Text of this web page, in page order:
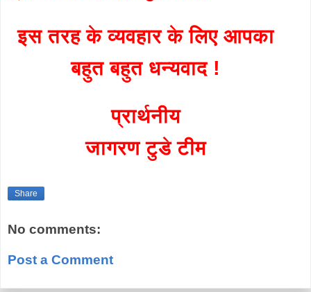
इस तरह के व्यवहार के लिए आपका
बहुत बहुत धन्यवाद !
प्रार्थनीय
जागरण टुडे टीम
Share
No comments:
Post a Comment